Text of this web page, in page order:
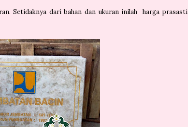
Setidaknya dari bahan dan ukuran inilah harga prasasti